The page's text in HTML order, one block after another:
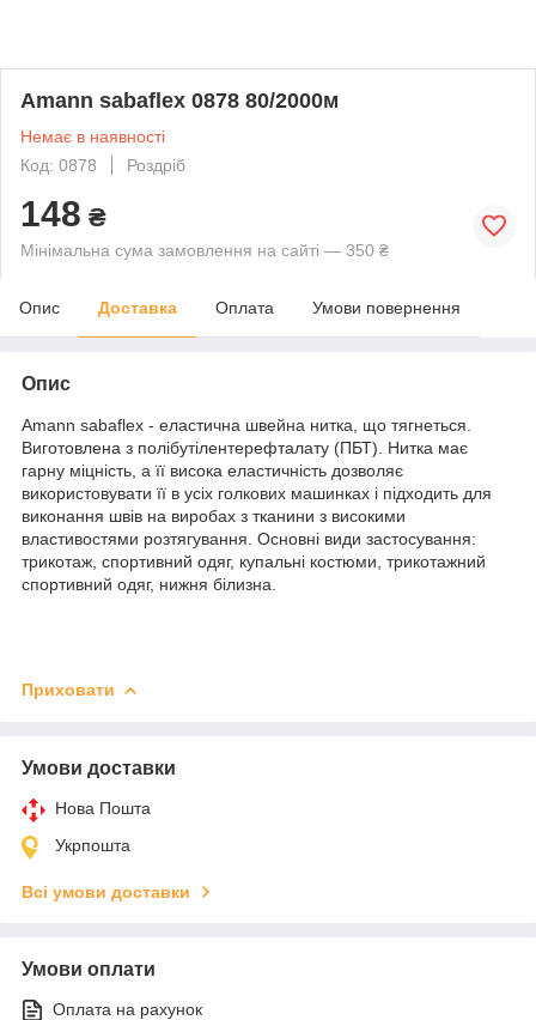
Amann sabaflex 0878 80/2000м
Немає в наявності
Код: 0878
Роздріб
148 ₴
Мінімальна сума замовлення на сайті — 350 ₴
Опис Доставка Оплата Умови повернення
Опис
Amann sabaflex - еластична швейна нитка, що тягнеться.
Виготовлена з полібутілентерефталату (ПБТ). Нитка має
гарну міцність, а її висока еластичність дозволяє
використовувати її в усіх голкових машинках і підходить для
виконання швів на виробах з тканини з високими
властивостями розтягування. Основні види застосування:
трикотаж, спортивний одяг, купальні костюми, трикотажний
спортивний одяг, нижня білизна.
Приховати
Умови доставки
Нова Пошта
Укрпошта
Всі умови доставки
Умови оплати
Оплата на рахунок